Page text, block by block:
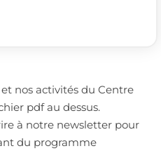
nos activités du Centre
pdf au dessus.
à notre newsletter pour
du programme